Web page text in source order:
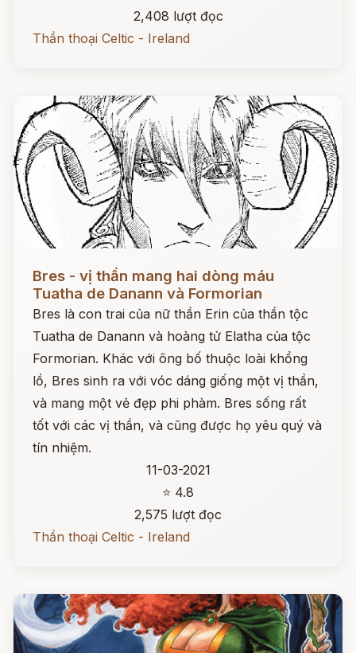
2,408 lượt đọc
Thần thoại Celtic - Ireland
Bres - vị thần mang hai dòng máu
Tuatha de Danann và Formorian
Bres là con trai của nữ thần Erin của thần tộc
Tuatha de Danann và hoàng tử Elatha của tộc
Formorian. Khác với ông bố thuộc loài khổng
lồ, Bres sinh ra với vóc dáng giống một vị thần,
và mang một vẻ đẹp phi phàm. Bres sống rất
tốt với các vị thần, và cũng được họ yêu quý và
tín nhiệm.
11-03-2021
⭐ 4.8
2,575 lượt đọc
Thần thoại Celtic - Ireland